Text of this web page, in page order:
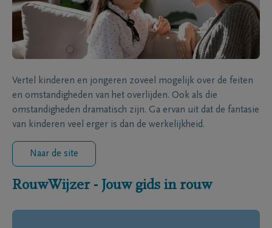
Vertel kinderen en jongeren zoveel mogelijk over de feiten
en omstandigheden van het overlijden. Ook als die
omstandigheden dramatisch zijn. Ga ervan uit dat de fantasie
van kinderen veel erger is dan de werkelijkheid.
Naar de site
RouwWijzer - Jouw gids in rouw